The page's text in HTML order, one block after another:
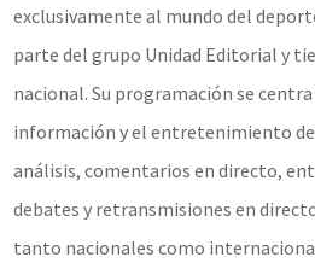
exclusivamente al mundo del
parte del grupo Unidad Editorial y
nacional. Su programación se
información y el entretenimiento
análisis, comentarios en directo,
debates y retransmisiones en
tanto nacionales como